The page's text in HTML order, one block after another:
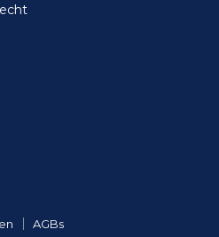
AGBs